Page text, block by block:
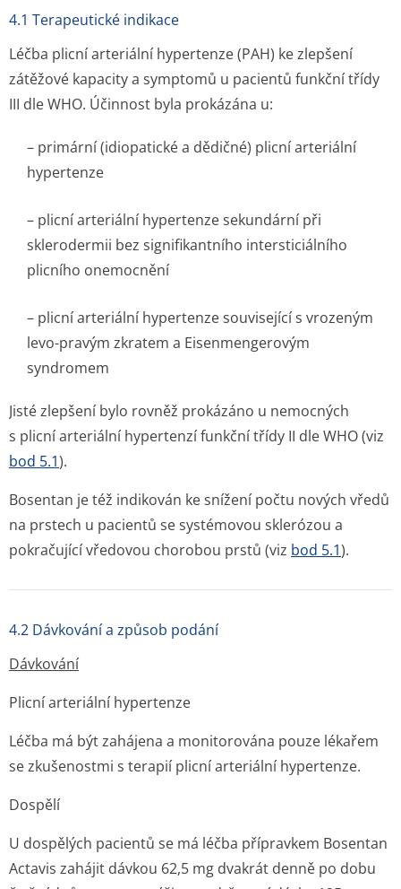
4.1 Terapeutické indikace
Léčba plicní arteriální hypertenze (PAH) ke zlepšení
zátěžové kapacity a symptomů u pacientů funkční třídy
III dle WHO. Účinnost byla prokázána u:
– primární (idiopatické a dědičné) plicní arteriální
hypertenze
– plicní arteriální hypertenze sekundární při
sklerodermii bez signifikantního intersticiálního
plicního onemocnění
– plicní arteriální hypertenze související s vrozeným
levo-pravým zkratem a Eisenmengerovým
syndromem
Jisté zlepšení bylo rovněž prokázáno u nemocných
s plicní arteriální hypertenzí funkční třídy II dle WHO (viz
bod 5.1).
Bosentan je též indikován ke snížení počtu nových vředů
na prstech u pacientů se systémovou sklerózou a
pokračující vředovou chorobou prstů (viz bod 5.1).
4.2 Dávkování a způsob podání
Dávkování
Plicní arteriální hypertenze
Léčba má být zahájena a monitorována pouze lékařem
se zkušenostmi s terapií plicní arteriální hypertenze.
Dospělí
U dospělých pacientů se má léčba přípravkem Bosentan
Actavis zahájit dávkou 62,5 mg dvakrát denně po dobu